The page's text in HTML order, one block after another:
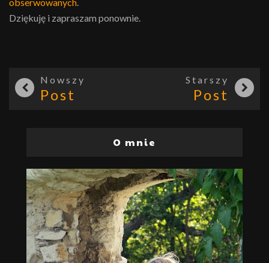
Dziękuję i zapraszam ponownie.
Nowszy
Post
Starszy
Post
O mnie